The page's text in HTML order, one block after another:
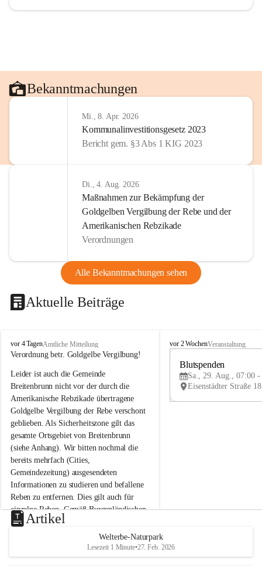
Bekanntmachungen
Mi., 8. Apr. 2026
Kommunalinvestitionsgesetz 2023
Bericht gem. §3 Abs 1 KIG 2023
Di., 4. Aug. 2026
Maßnahmen zur Bekämpfung der
Goldgelben Vergilbung der Rebe und der
Amerikanischen Rebzikade
Verordnungen
Alle Bekanntmachungen sehen
Aktuelle Beiträge
B
r
i
t
e
n
b
r
u
n
n
a
m
N
e
u
s
d
vor 4 TagenAmtliche Mitteilung
Verordnung betr. Goldgelbe Vergilbung!
Leider ist auch die Gemeinde
Breitenbrunn nicht vor der durch die
Amerikanische Rebzikade übertragene
Goldgelbe Vergilbung der Rebe verschont
geblieben. Als Sicherheitszone gilt das
gesamte Ortsgebiet von Breitenbrunn
(siehe Anhang). Wir bitten nochmal die
bereits mehrfach (Cities,
Gemeindezeitung) ausgesendeten
Informationen zu studieren und befallene
Reben zu entfernen. Dies gilt auch für
einzelne Reben. Gemäß Burgenländischen
Weinbaugesetz sind nicht gepflegte oder
unzulässige Weingärten zu roden! Bitte
helfen wir zusammen um unsere Winzer
vor den prognostizierten Ernteausfällen
B
e
u
e
d
vor 2 WochenVeranstaltung
Blutspenden
Sa., 29. Aug., 07:00 -
Artikel
Welterbe-Naturpark
Lesezeit 1 Minute•27. Feb. 2026